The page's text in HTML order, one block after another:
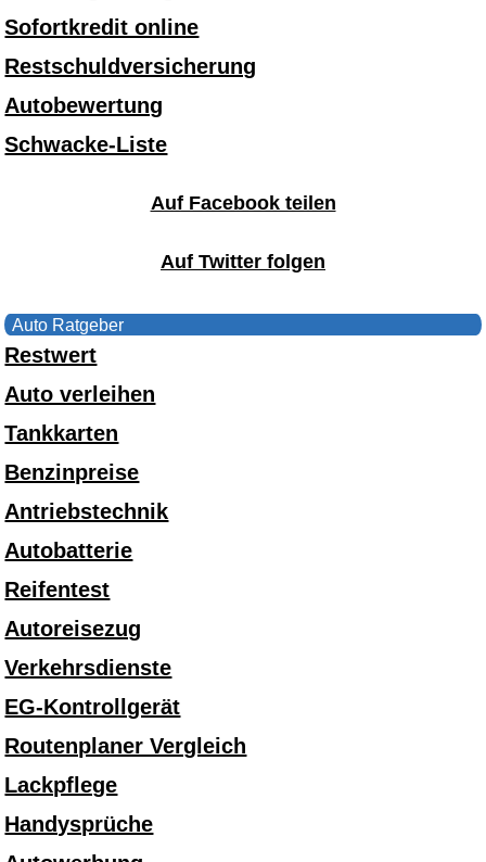
Sofortkredit online
Restschuldversicherung
Autobewertung
Schwacke-Liste
Auf Facebook teilen
Auf Twitter folgen
Auto Ratgeber
Restwert
Auto verleihen
Tankkarten
Benzinpreise
Antriebstechnik
Autobatterie
Reifentest
Autoreisezug
Verkehrsdienste
EG-Kontrollgerät
Routenplaner Vergleich
Lackpflege
Handysprüche